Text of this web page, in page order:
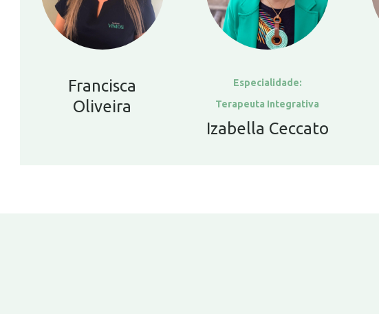
Francisca
Oliveira
Especialidade:
Terapeuta Integrativa
Izabella Ceccato